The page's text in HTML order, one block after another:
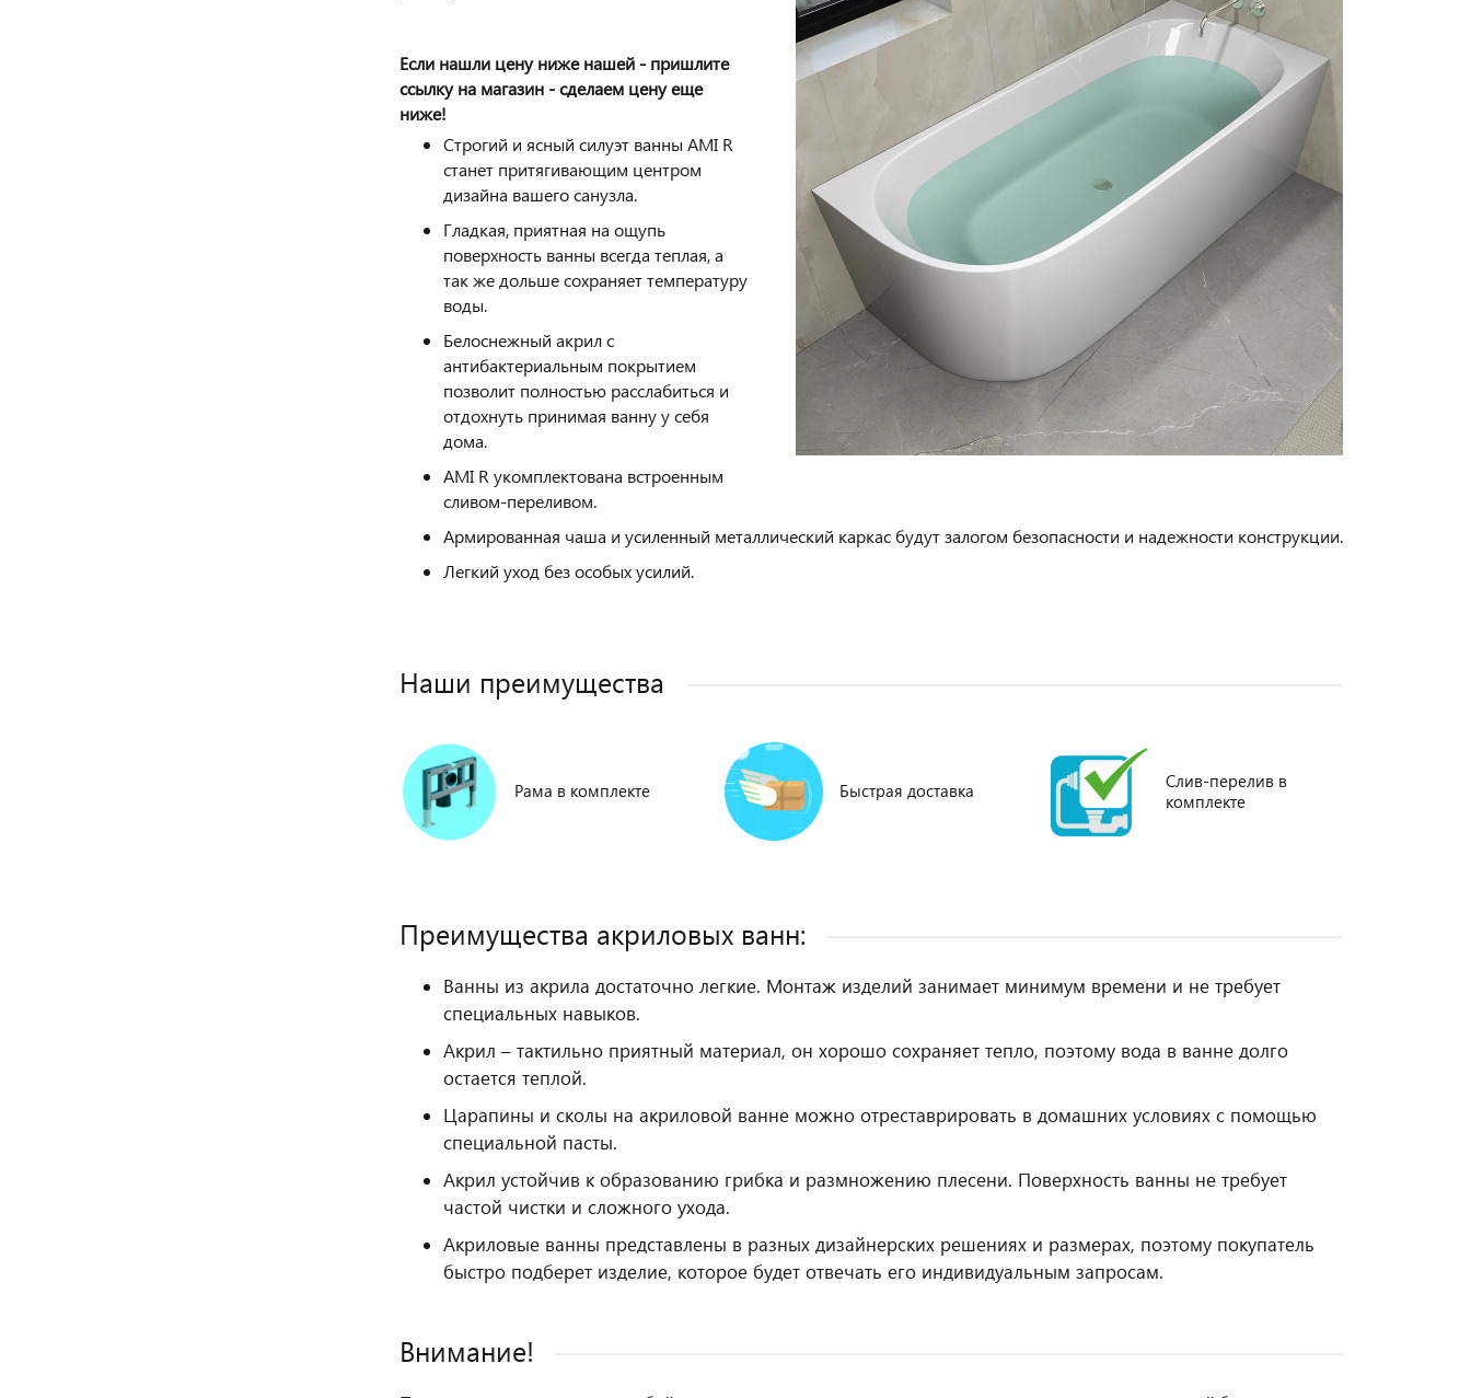
Если нашли цену ниже нашей - пришлите
ссылку на магазин - сделаем цену еще
ниже!
Строгий и ясный силуэт ванны AMI R
станет притягивающим центром
дизайна вашего санузла.
Гладкая, приятная на ощупь
поверхность ванны всегда теплая, а
так же дольше сохраняет температуру
воды.
Белоснежный акрил с
антибактериальным покрытием
позволит полностью расслабиться и
отдохнуть принимая ванну у себя
дома.
AMI R укомплектована встроенным
сливом-переливом.
Армированная чаша и усиленный металлический каркас будут залогом безопасности и надежности конструкции.
Легкий уход без особых усилий.
Наши преимущества
Рама в комплекте Быстрая доставка
Слив-перелив в
комплекте
Преимущества акриловых ванн:
Ванны из акрила достаточно легкие. Монтаж изделий занимает минимум времени и не требует
специальных навыков.
Акрил – тактильно приятный материал, он хорошо сохраняет тепло, поэтому вода в ванне долго
остается теплой.
Царапины и сколы на акриловой ванне можно отреставрировать в домашних условиях с помощью
специальной пасты.
Акрил устойчив к образованию грибка и размножению плесени. Поверхность ванны не требует
частой чистки и сложного ухода.
Акриловые ванны представлены в разных дизайнерских решениях и размерах, поэтому покупатель
быстро подберет изделие, которое будет отвечать его индивидуальным запросам.
Внимание!